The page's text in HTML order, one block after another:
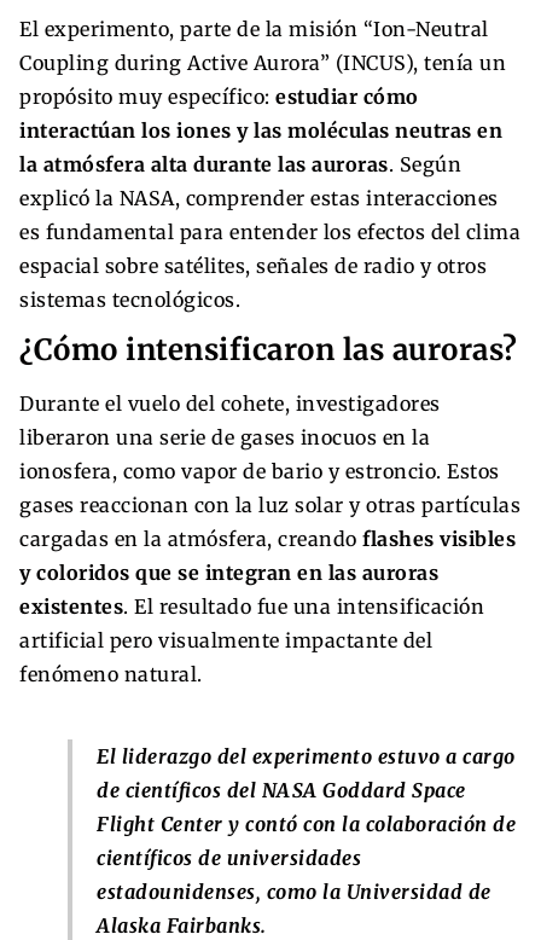
El experimento, parte de la misión “Ion-Neutral
Coupling during Active Aurora” (INCUS), tenía un
propósito muy específico: estudiar cómo
interactúan los iones y las moléculas neutras en
la atmósfera alta durante las auroras. Según
explicó la NASA, comprender estas interacciones
es fundamental para entender los efectos del clima
espacial sobre satélites, señales de radio y otros
sistemas tecnológicos.
¿Cómo intensificaron las auroras?
Durante el vuelo del cohete, investigadores
liberaron una serie de gases inocuos en la
ionosfera, como vapor de bario y estroncio. Estos
gases reaccionan con la luz solar y otras partículas
cargadas en la atmósfera, creando flashes visibles
y coloridos que se integran en las auroras
existentes. El resultado fue una intensificación
artificial pero visualmente impactante del
fenómeno natural.
El liderazgo del experimento estuvo a cargo
de científicos del NASA Goddard Space
Flight Center y contó con la colaboración de
científicos de universidades
estadounidenses, como la Universidad de
Alaska Fairbanks.